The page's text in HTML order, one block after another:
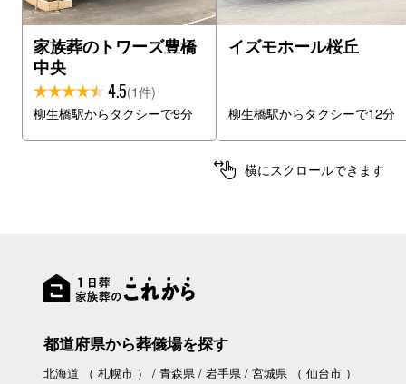
家族葬のトワーズ豊橋
中央
4.5(1件)
柳生橋駅からタクシーで9分
イズモホール桜丘
柳生橋駅からタクシーで12分
横にスクロールできます
都道府県から葬儀場を探す
北海道 （ 札幌市） 青森県 岩手県 宮城県（ 仙台市）